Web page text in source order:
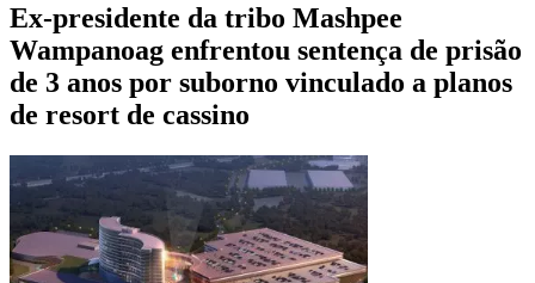
Ex-presidente da tribo Mashpee
Wampanoag enfrentou sentença de prisão
de 3 anos por suborno vinculado a planos
de resort de cassino